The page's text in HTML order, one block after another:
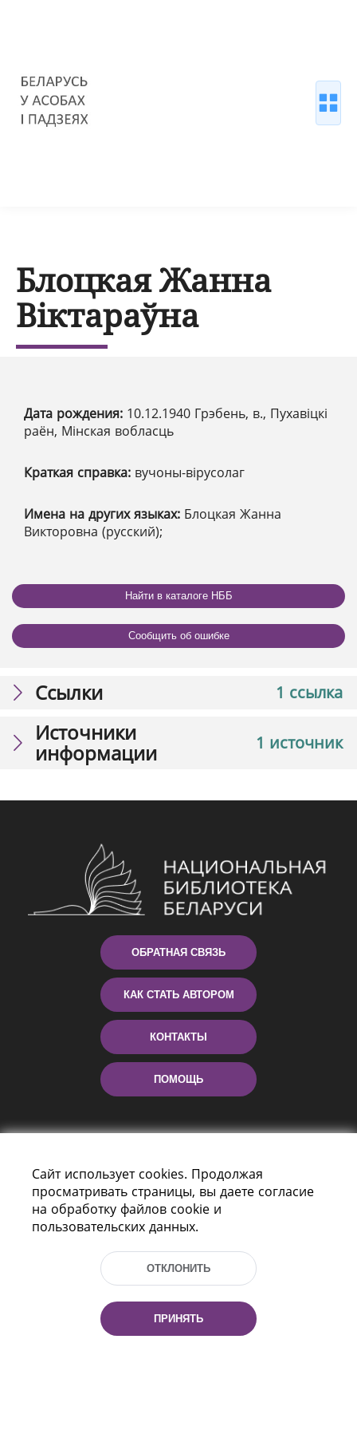
Блоцкая Жанна
Віктараўна
Дата рождения: 10.12.1940 Грэбень, в., Пухавіцкі
раён, Мінская вобласць
Краткая справка: вучоны-вірусолаг
Имена на других языках: Блоцкая Жанна
Викторовна (русский);
Найти в каталоге НББ
Сообщить об ошибке
1 ссылка
Ссылки
1 источник
Источники
информации
ОБРАТНАЯ СВЯЗЬ
КАК СТАТЬ АВТОРОМ
КОНТАКТЫ
ПОМОЩЬ
Пр-т Независимости 116
г. Минск, Республика Беларусь, 220114
Тел.: (+375 17) 368 37 37, Факс: (+375 17)
Эл. почта: inbox@nlb.by
Сайт использует cookies. Продолжая
просматривать страницы, вы даете согласие
на обработку файлов cookie и
пользовательских данных.
ОТКЛОНИТЬ
ПРИНЯТЬ